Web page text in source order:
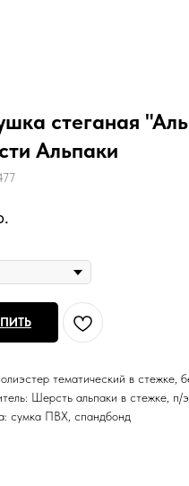
стеганая
Альпаки
тематический в стежке,
Шерсть альпаки в стежке, п/э
сумка ПВХ, спандбонд